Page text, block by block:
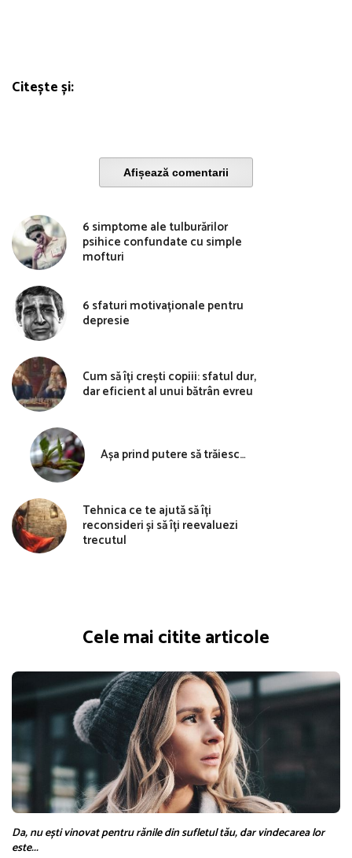
Citește și:
Afișează comentarii
6 simptome ale tulburărilor
psihice confundate cu simple
mofturi
6 sfaturi motivaționale pentru
depresie
Cum să îți crești copiii: sfatul dur,
dar eficient al unui bătrân evreu
Așa prind putere să trăiesc…
Tehnica ce te ajută să îți
reconsideri și să îți reevaluezi
trecutul
Cele mai citite articole
Da, nu ești vinovat pentru rănile din sufletul tău, dar vindecarea lor
este...